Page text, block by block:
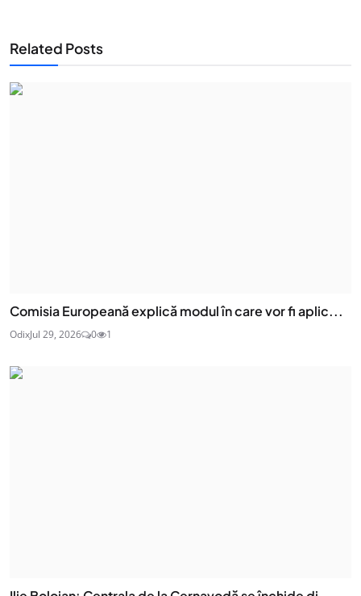
Related Posts
Comisia Europeană explică modul în care vor fi aplic...
OdixJul 29, 2026 0 1